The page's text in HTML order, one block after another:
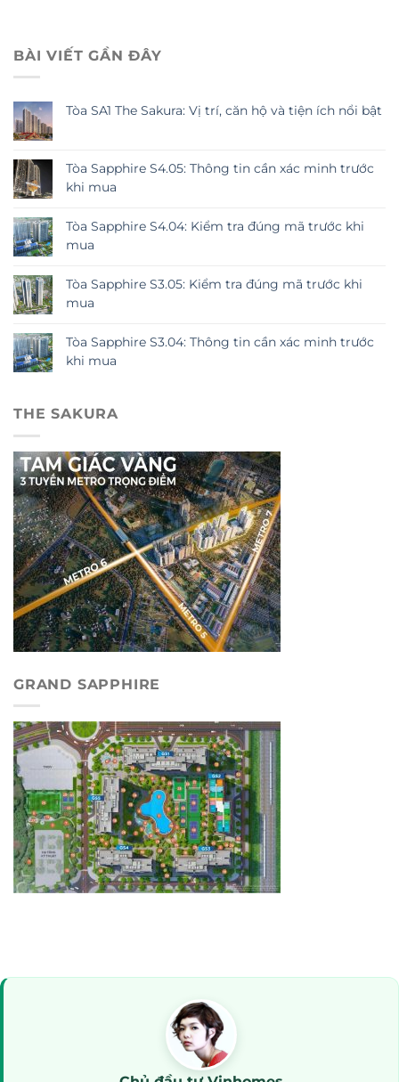
BÀI VIẾT GẦN ĐÂY
Tòa SA1 The Sakura: Vị trí, căn hộ và tiện ích nổi bật
Tòa Sapphire S4.05: Thông tin cần xác minh trước
khi mua
Tòa Sapphire S4.04: Kiểm tra đúng mã trước khi
mua
Tòa Sapphire S3.05: Kiểm tra đúng mã trước khi
mua
Tòa Sapphire S3.04: Thông tin cần xác minh trước
khi mua
THE SAKURA
GRAND SAPPHIRE